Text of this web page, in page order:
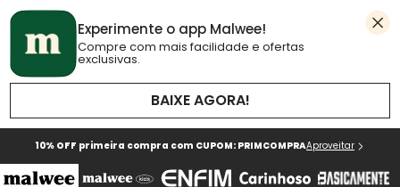
Experimente o app Malwee!
Compre com mais facilidade e ofertas
exclusivas.
BAIXE AGORA!
10% OFF primeira compra com CUPOM: PRIMCOMPRAAproveitar